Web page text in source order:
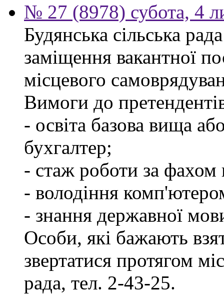
№ 27 (8978) субота, 4
Будянська сільська
заміщення вакантної
місцевого
Вимоги до
- освіта базова вища
бухгалтер;
- стаж роботи за
- володіння
- знання державної
Особи, які бажають
звертатися протягом
рада, тел. 2-43-25.